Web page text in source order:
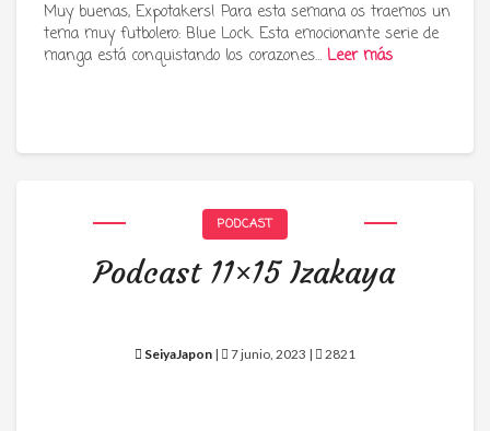
Muy buenas, Expotakers! Para esta semana os traemos un
tema muy futbolero: Blue Lock. Esta emocionante serie de
manga está conquistando los corazones… Leer más
PODCAST
Podcast 11×15 Izakaya
SeiyaJapon | 7 junio, 2023 | 2821